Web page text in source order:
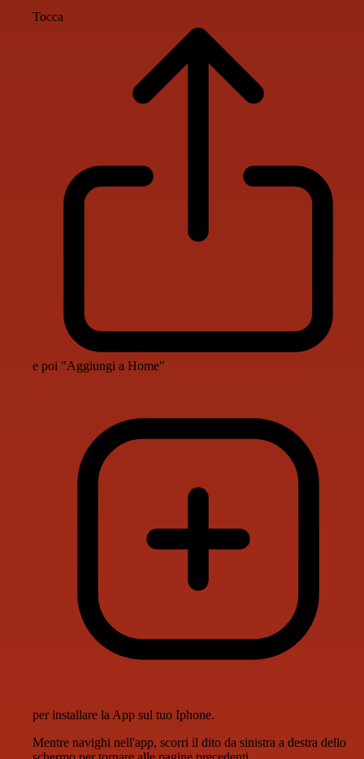
Tocca
e poi "Aggiungi a Home"
per installare la App sul tuo Iphone.
Mentre navighi nell'app, scorri il dito da sinistra a destra dello